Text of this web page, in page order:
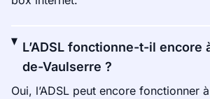
L’ADSL fonctionne-t-il encore
de-Vaulserre ?
Oui, l’ADSL peut encore fonctionner